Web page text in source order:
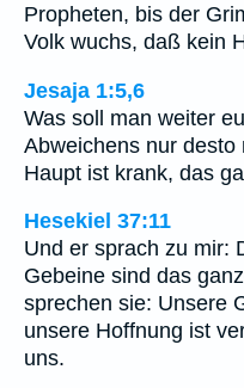
Propheten, bis der
Volk wuchs, daß kein
Jesaja 1:5,6
Was soll man weiter
Abweichens nur
Haupt ist krank, das
Hesekiel 37:11
Und er sprach zu mir:
Gebeine sind das
sprechen sie: Unsere
unsere Hoffnung ist
uns.